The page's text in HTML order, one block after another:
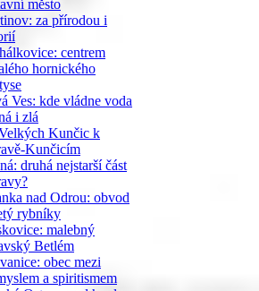
město
za přírodou i
centrem
hornického
Ves: kde vládne voda
i zlá
Kunčic k
Kunčicím
druhá nejstarší část
nad Odrou: obvod
rybníky
malebný
Betlém
obec mezi
a spiritismem